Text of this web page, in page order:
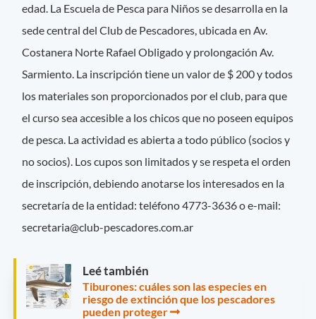
edad. La Escuela de Pesca para Niños se desarrolla en la
sede central del Club de Pescadores, ubicada en Av.
Costanera Norte Rafael Obligado y prolongación Av.
Sarmiento. La inscripción tiene un valor de $ 200 y todos
los materiales son proporcionados por el club, para que
el curso sea accesible a los chicos que no poseen equipos
de pesca. La actividad es abierta a todo público (socios y
no socios). Los cupos son limitados y se respeta el orden
de inscripción, debiendo anotarse los interesados en la
secretaría de la entidad: teléfono 4773-3636 o e-mail:
secretaria@club-pescadores.com.ar
Leé también
Tiburones: cuáles son las especies en
riesgo de extinción que los pescadores
pueden proteger